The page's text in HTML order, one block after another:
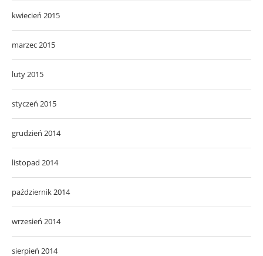
kwiecień 2015
marzec 2015
luty 2015
styczeń 2015
grudzień 2014
listopad 2014
październik 2014
wrzesień 2014
sierpień 2014